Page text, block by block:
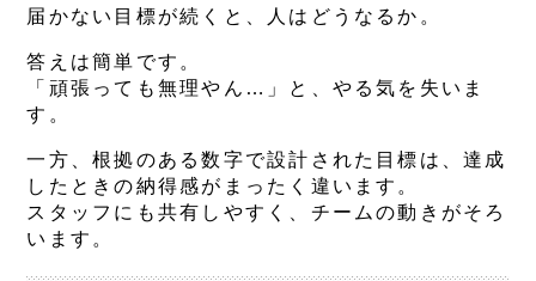
届かない目標が続くと、人はどうなるか。
答えは簡単です。
「頑張っても無理やん…」と、やる気を失いま
す。
一方、根拠のある数字で設計された目標は、達成
したときの納得感がまったく違います。
スタッフにも共有しやすく、 チームの動きがそろ
います。